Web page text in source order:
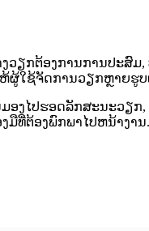
ຽກຕ້ອງການການປະສົ
ຜູ້ໃຊ້ຈັດການວຽກຫຼາຍຮູ
ງໄປຮອດລັກສະນະວຽ
ມືທີ່ຕ້ອງພົກພາໄປຫນ້າງານ.